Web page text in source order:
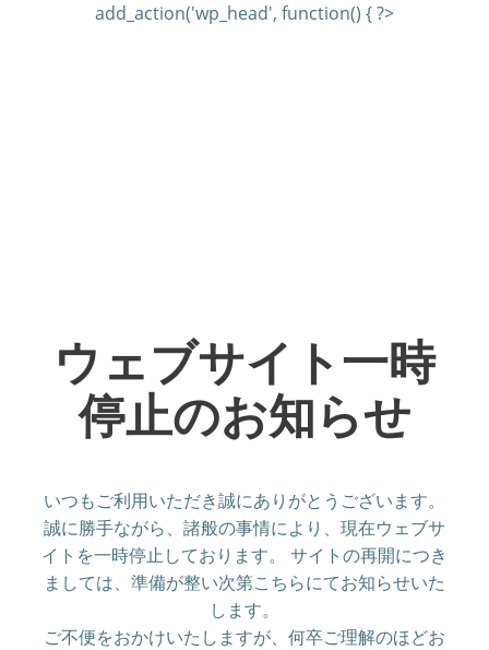
add_action('wp_head', function() { ?>
ウェブサイト一時
停止のお知らせ
いつもご利用いただき誠にありがとうございます。
誠に勝手ながら、諸般の事情により、現在ウェブサ
イトを一時停止しております。 サイトの再開につき
ましては、準備が整い次第こちらにてお知らせいた
します。
ご不便をおかけいたしますが、何卒ご理解のほどお